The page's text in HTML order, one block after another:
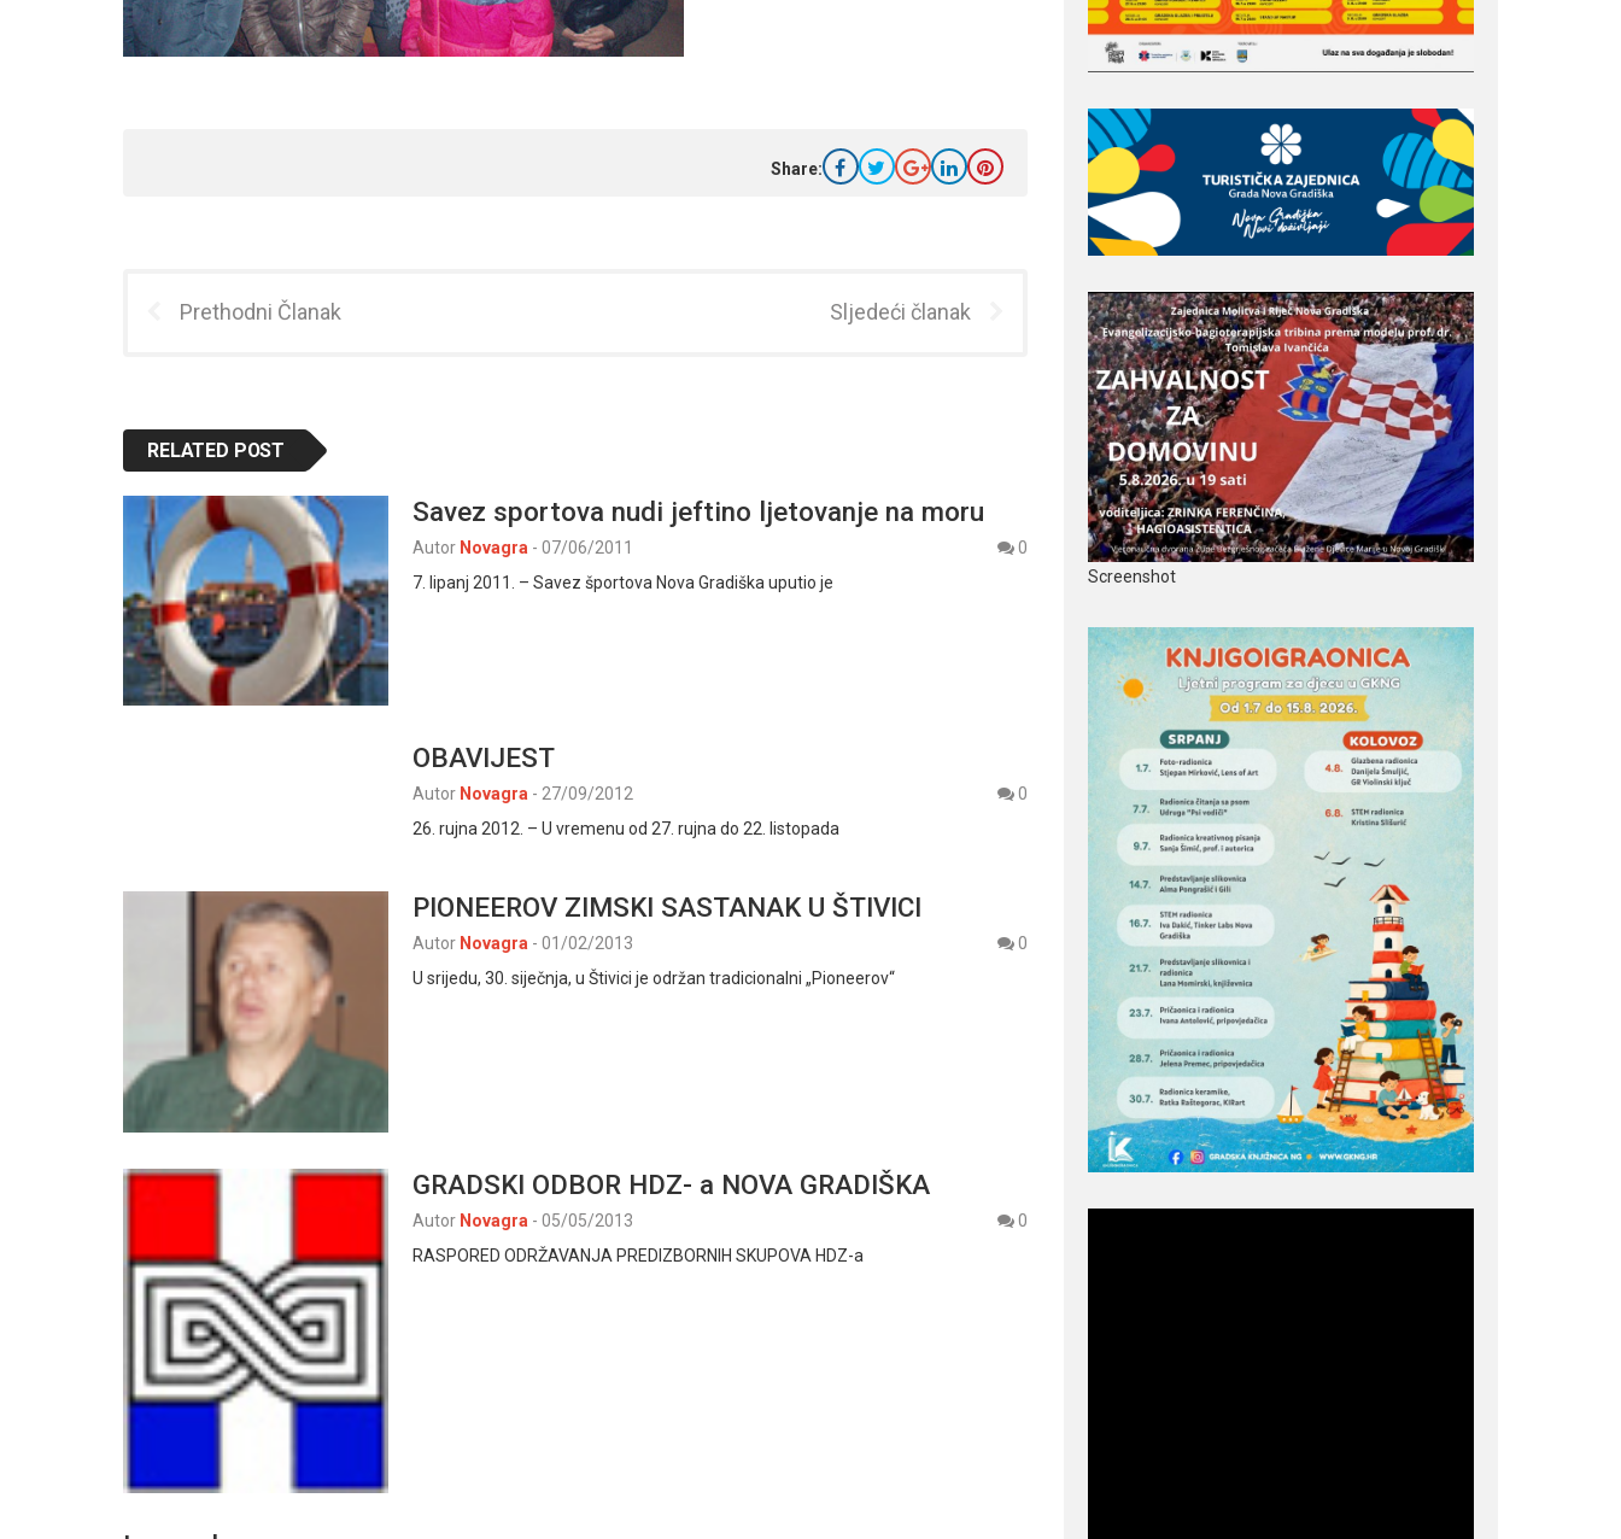
Share:
Prethodni Članak Sljedeći članak
RELATED POST
Savez sportova nudi jeftino ljetovanje na moru
Autor Novagra - 07/06/2011
0
7. lipanj 2011. – Savez športova Nova Gradiška uputio je
OBAVIJEST
Autor Novagra - 27/09/2012
0
26. rujna 2012. – U vremenu od 27. rujna do 22. listopada
PIONEEROV ZIMSKI SASTANAK U ŠTIVICI
Autor Novagra - 01/02/2013
0
U srijedu, 30. siječnja, u Štivici je održan tradicionalni „Pioneerov“
GRADSKI ODBOR HDZ- a NOVA GRADIŠKA
Autor Novagra - 05/05/2013
0
RASPORED ODRŽAVANJA PREDIZBORNIH SKUPOVA HDZ-a
Screenshot